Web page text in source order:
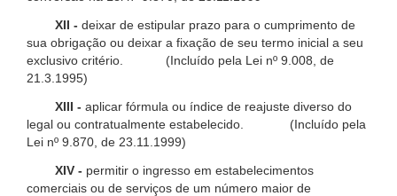
XII - deixar de estipular prazo para o cumprimento de
sua obrigação ou deixar a fixação de seu termo inicial a seu
exclusivo critério. (Incluído pela Lei nº 9.008, de
21.3.1995)
XIII - aplicar fórmula ou índice de reajuste diverso do
legal ou contratualmente estabelecido. (Incluído pela
Lei nº 9.870, de 23.11.1999)
XIV - permitir o ingresso em estabelecimentos
comerciais ou de serviços de um número maior de